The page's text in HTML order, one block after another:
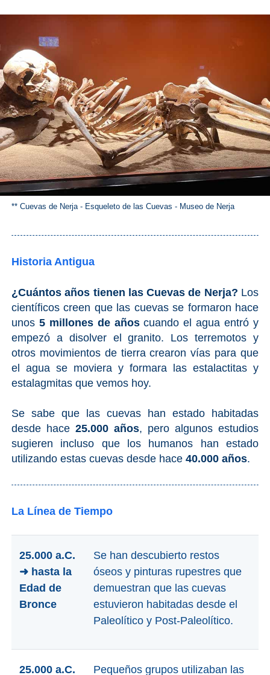
** Cuevas de Nerja - Esqueleto de las Cuevas - Museo de Nerja
Historia Antigua
¿Cuántos años tienen las Cuevas de Nerja? Los
científicos creen que las cuevas se formaron hace
unos 5 millones de añoscuando el agua entró y
empezó a disolver el granito. Los terremotos y
otros movimientos de tierra crearon vías para que
el agua se moviera y formara las estalactitas y
estalagmitas que vemos hoy.
Se sabe que las cuevas han estado habitadas
desde hace 25.000 años, pero algunos estudios
sugieren incluso que los humanos han estado
utilizando estas cuevas desde hace 40.000 años.
La Línea de Tiempo
25.000 a.C.
➜ hasta la
Edad de
Bronce
Se han descubierto restos
óseos y pinturas rupestres que
demuestran que las cuevas
estuvieron habitadas desde el
Paleolítico y Post-Paleolítico.
25.000 a.C. Pequeños grupos utilizaban las